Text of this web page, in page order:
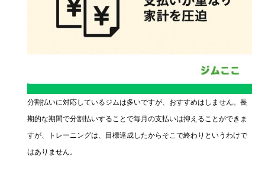
分割払いに対応しているジムは多いですが、おすすめはしません。長
期的な期間で分割払いすることで毎月の支払いは抑えることができま
すが、トレーニングは、目標達成したからそこで終わりというわけで
はありません。